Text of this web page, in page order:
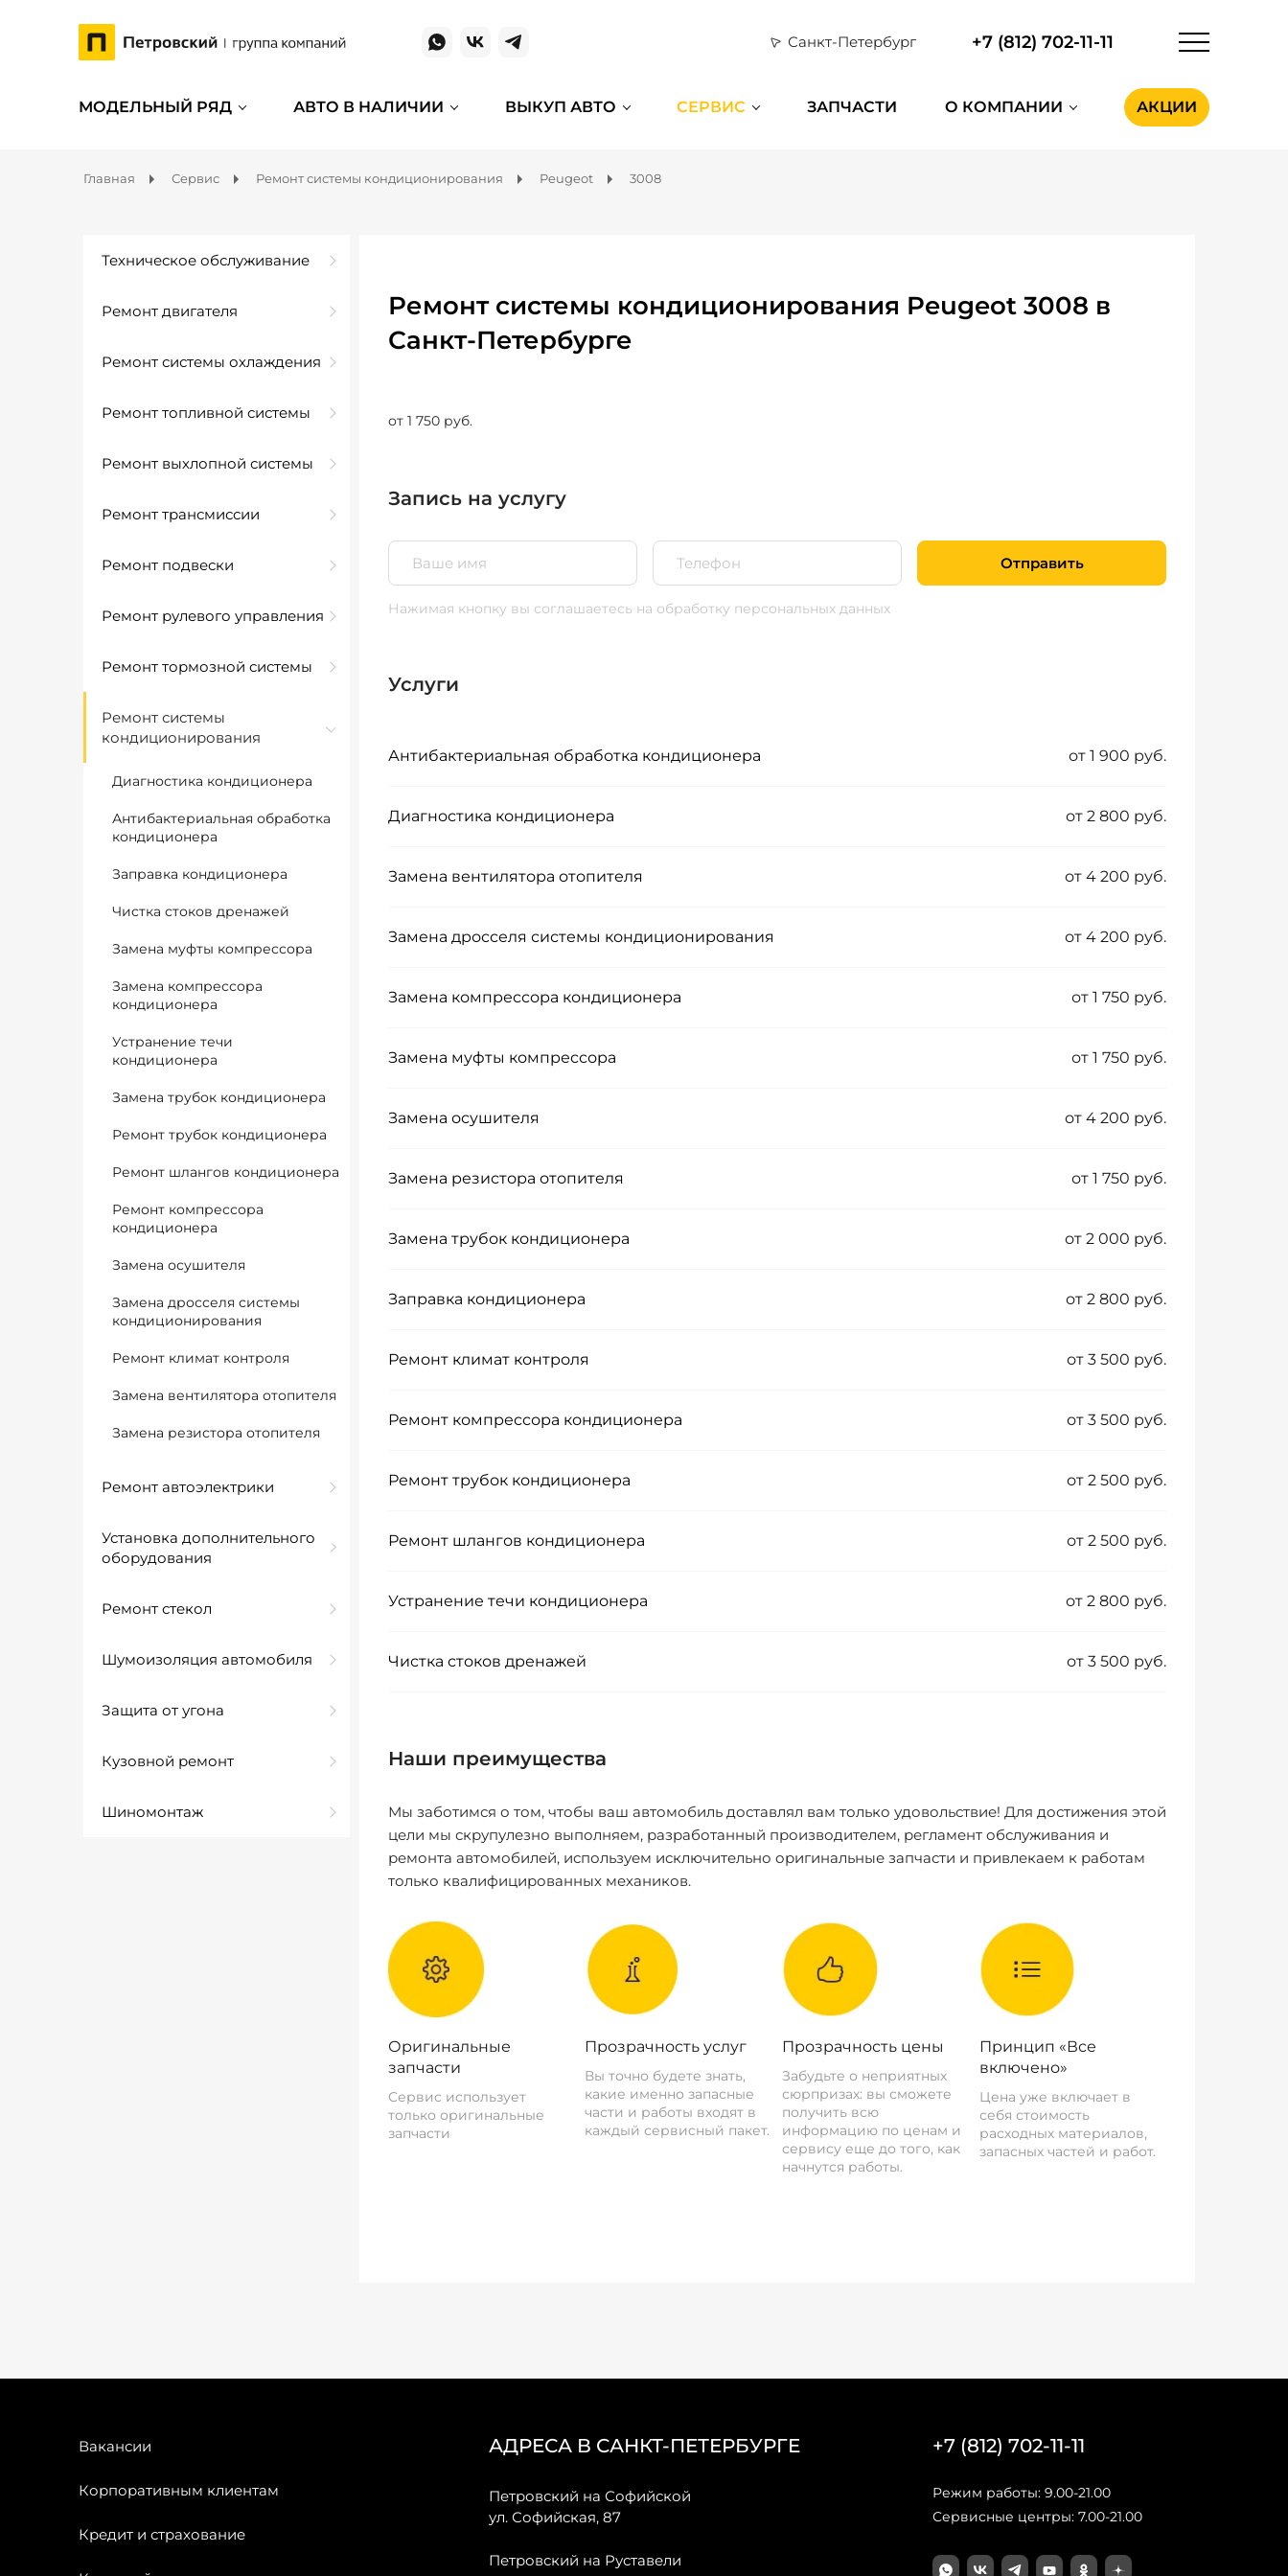
Санкт-Петербург +7 (812) 702-11-11
МОДЕЛЬНЫЙ РЯД АВТО В НАЛИЧИИ ВЫКУП АВТО СЕРВИС ЗАПЧАСТИ О КОМПАНИИ АКЦИИ
Главная Сервис Ремонт системы кондиционирования Peugeot 3008
Техническое обслуживание
Ремонт двигателя
Ремонт системы охлаждения
Ремонт топливной системы
Ремонт выхлопной системы
Ремонт трансмиссии
Ремонт подвески
Ремонт рулевого управления
Ремонт тормозной системы
Ремонт системы
кондиционирования
Диагностика кондиционера
Антибактериальная обработка
кондиционера
Заправка кондиционера
Чистка стоков дренажей
Замена муфты компрессора
Замена компрессора
кондиционера
Устранение течи
кондиционера
Замена трубок кондиционера
Ремонт трубок кондиционера
Ремонт шлангов кондиционера
Ремонт компрессора
кондиционера
Замена осушителя
Замена дросселя системы
кондиционирования
Ремонт климат контроля
Замена вентилятора отопителя
Замена резистора отопителя
Ремонт автоэлектрики
Установка дополнительного
оборудования
Ремонт стекол
Шумоизоляция автомобиля
Защита от угона
Кузовной ремонт
Шиномонтаж
Ремонт системы кондиционирования Peugeot 3008 в
Санкт-Петербурге
от 1 750 руб.
Запись на услугу
Отправить
Нажимая кнопку вы соглашаетесь на обработку персональных данных
Услуги
Антибактериальная обработка кондиционера от 1 900 руб.
Диагностика кондиционера от 2 800 руб.
Замена вентилятора отопителя от 4 200 руб.
Замена дросселя системы кондиционирования от 4 200 руб.
Замена компрессора кондиционера от 1 750 руб.
Замена муфты компрессора от 1 750 руб.
Замена осушителя от 4 200 руб.
Замена резистора отопителя от 1 750 руб.
Замена трубок кондиционера от 2 000 руб.
Заправка кондиционера от 2 800 руб.
Ремонт климат контроля от 3 500 руб.
Ремонт компрессора кондиционера от 3 500 руб.
Ремонт трубок кондиционера от 2 500 руб.
Ремонт шлангов кондиционера от 2 500 руб.
Устранение течи кондиционера от 2 800 руб.
Чистка стоков дренажей от 3 500 руб.
Наши преимущества
Мы заботимся о том, чтобы ваш автомобиль доставлял вам только удовольствие! Для достижения этой
цели мы скрупулезно выполняем, разработанный производителем, регламент обслуживания и
ремонта автомобилей, используем исключительно оригинальные запчасти и привлекаем к работам
только квалифицированных механиков.
Оригинальные
запчасти
Сервис использует
только оригинальные
запчасти
Прозрачность услуг
Вы точно будете знать,
какие именно запасные
части и работы входят в
каждый сервисный пакет.
Прозрачность цены
Забудьте о неприятных
сюрпризах: вы сможете
получить всю
информацию по ценам и
сервису еще до того, как
начнутся работы.
Принцип «Все
включено»
Цена уже включает в
себя стоимость
расходных материалов,
запасных частей и работ.
Вакансии
Корпоративным клиентам
Кредит и страхование
АДРЕСА В САНКТ-ПЕТЕРБУРГЕ
Петровский на Софийской
ул. Софийская, 87
Петровский на Руставели
+7 (812) 702-11-11
Режим работы: 9.00-21.00
Сервисные центры: 7.00-21.00